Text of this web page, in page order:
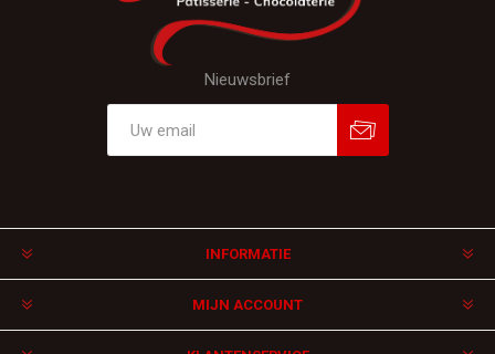
Nieuwsbrief
INFORMATIE
MIJN ACCOUNT